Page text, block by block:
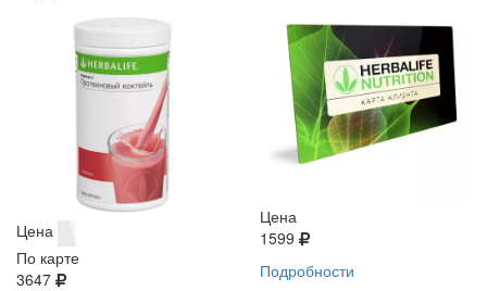
Цена
По карте
3647
Цена
1599
Подробности